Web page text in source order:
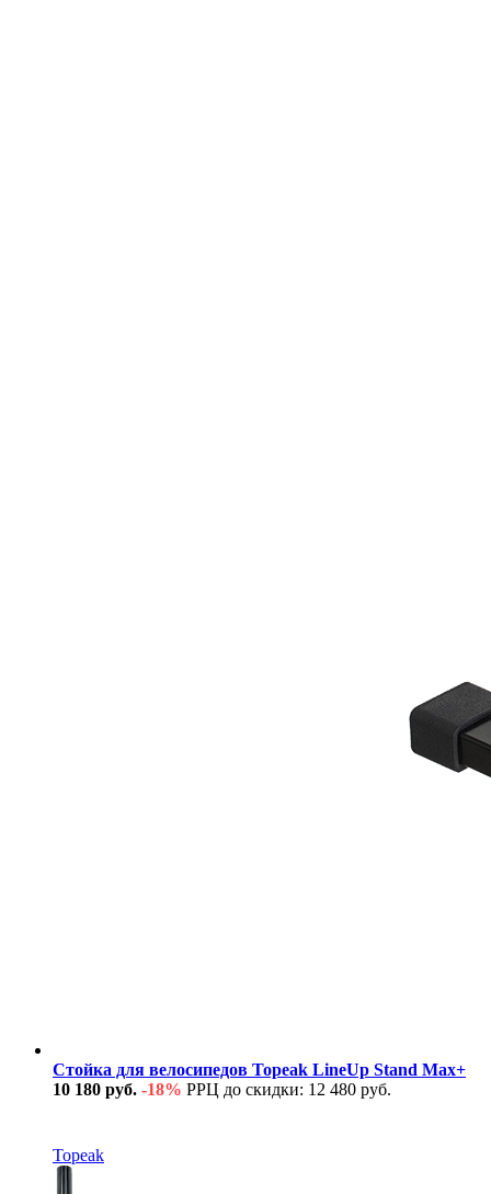
Стойка для велосипедов Topeak LineUp Stand Max+
10 180 руб. -18% РРЦ до скидки: 12 480 руб.
Topeak